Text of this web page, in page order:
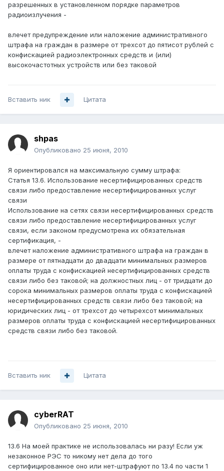
разрешенных в установленном порядке параметров
радиоизлучения -
влечет предупреждение или наложение административного
штрафа на граждан в размере от трехсот до пятисот рублей с
конфискацией радиоэлектронных средств и (или)
высокочастотных устройств или без таковой
Вставить ник Цитата
shpas
Опубликовано 25 июня, 2010
Я ориентировался на максимальную сумму штрафа:
Статья 13.6. Использование несертифицированных средств
связи либо предоставление несертифицированных услуг
связи
Использование на сетях связи несертифицированных средств
связи либо предоставление несертифицированных услуг
связи, если законом предусмотрена их обязательная
сертификация, -
влечет наложение административного штрафа на граждан в
размере от пятнадцати до двадцати минимальных размеров
оплаты труда с конфискацией несертифицированных средств
связи либо без таковой; на должностных лиц - от тридцати до
сорока минимальных размеров оплаты труда с конфискацией
несертифицированных средств связи либо без таковой; на
юридических лиц - от трехсот до четырехсот минимальных
размеров оплаты труда с конфискацией несертифицированных
средств связи либо без таковой.
Вставить ник Цитата
cyberRAT
Опубликовано 25 июня, 2010
13.6 На моей практике не использовалась ни разу! Если уж
незаконное РЭС то никому нет дела до того
сертифицированное оно или нет-штрафуют по 13.4 по части 1